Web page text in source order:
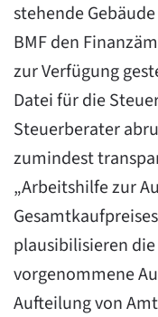
stehende
BMF den
zur Verfügung
Datei für die
Steuerberater
zumindest
„Arbeitshilfe zur
plausibilisieren
vorgenommene
Aufteilung von